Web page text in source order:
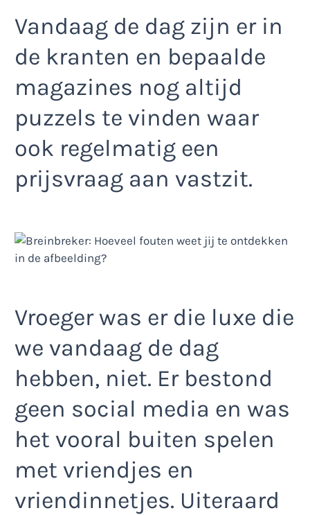
Vandaag de dag zijn er in
de kranten en bepaalde
magazines nog altijd
puzzels te vinden waar
ook regelmatig een
prijsvraag aan vastzit.
Vroeger was er die luxe die
we vandaag de dag
hebben, niet. Er bestond
geen social media en was
het vooral buiten spelen
met vriendjes en
vriendinnetjes. Uiteraard